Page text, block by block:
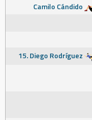
Camilo Cándido
15. Diego Rodríguez